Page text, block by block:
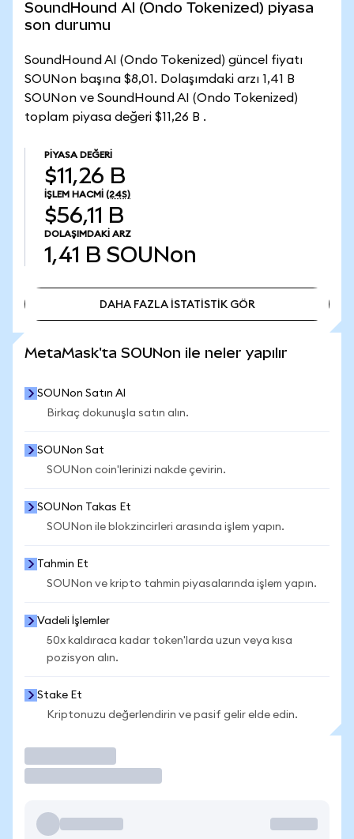
SoundHound AI (Ondo Tokenized) piyasa
son durumu
SoundHound AI (Ondo Tokenized) güncel fiyatı
SOUNon başına $8,01. Dolaşımdaki arzı 1,41 B
SOUNon ve SoundHound AI (Ondo Tokenized)
toplam piyasa değeri $11,26 B .
PIYASA DEĞERI
$11,26 B
İŞLEM HACMI (24S)
$56,11 B
DOLAŞIMDAKI ARZ
1,41 B SOUNon
DAHA FAZLA İSTATİSTİK GÖR
MetaMask'ta SOUNon ile neler yapılır
SOUNon Satın Al
Birkaç dokunuşla satın alın.
SOUNon Sat
SOUNon coin'lerinizi nakde çevirin.
SOUNon Takas Et
SOUNon ile blokzincirleri arasında işlem yapın.
Tahmin Et
SOUNon ve kripto tahmin piyasalarında işlem yapın.
Vadeli İşlemler
50x kaldıraca kadar token'larda uzun veya kısa
pozisyon alın.
Stake Et
Kriptonuzu değerlendirin ve pasif gelir elde edin.